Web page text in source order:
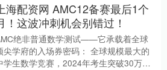
上海配资网 AMC12备赛最后1个
！这波冲刺机会别错过！
绝非普通数学测试——它承载着全球
尖学府的入场券密码： 全球规模最大的
学生数学竞赛，2024年考生突破30万